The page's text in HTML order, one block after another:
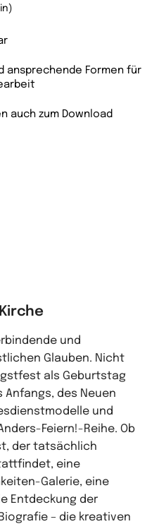
ansprechende Formen für
auch zum Download
und
Glauben. Nicht
als Geburtstag
Anfangs, des Neuen
und
Feiern!-Reihe. Ob
der tatsächlich
eine
Galerie, eine
Entdeckung der
– die kreativen